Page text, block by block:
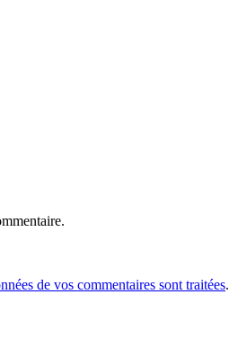
de vos commentaires sont traitées.